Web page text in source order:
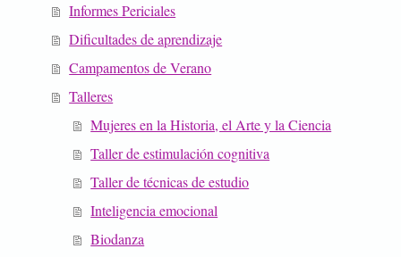
Informes Periciales
Dificultades de aprendizaje
Campamentos de Verano
Talleres
Mujeres en la Historia, el Arte y la Ciencia
Taller de estimulación cognitiva
Taller de técnicas de estudio
Inteligencia emocional
Biodanza